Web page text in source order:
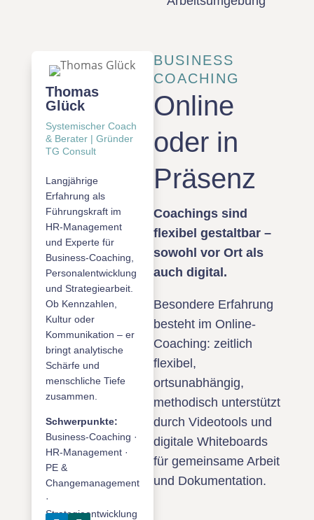
Thomas
Glück
Systemischer Coach
& Berater | Gründer
TG Consult
Langjährige
Erfahrung als
Führungskraft im
HR-Management
und Experte für
Business-Coaching,
Personalentwicklung
und Strategiearbeit.
Ob Kennzahlen,
Kultur oder
Kommunikation – er
bringt analytische
Schärfe und
menschliche Tiefe
zusammen.
Schwerpunkte:
Business-Coaching ·
HR-Management ·
PE &
Changemanagement
·
Strategieentwicklung
BUSINESS
COACHING
Online
oder in
Präsenz
Coachings sind
flexibel gestaltbar –
sowohl vor Ort als
auch digital.
Besondere Erfahrung
besteht im Online-
Coaching: zeitlich
flexibel,
ortsunabhängig,
methodisch unterstützt
durch Videotools und
digitale Whiteboards
für gemeinsame Arbeit
und Dokumentation.